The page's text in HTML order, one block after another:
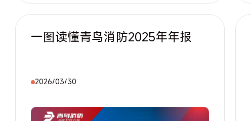
一图读懂青鸟消防2025年年报
2026/03/30